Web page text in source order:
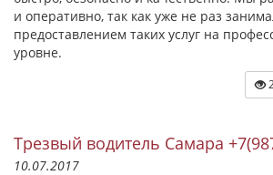
и оперативно, так как уже не раз
предоставлением таких услуг на
уровне.
Трезвый водитель Самара
10.07.2017